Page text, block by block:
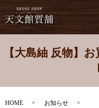
【大島紬 反物】
HOME
お知らせ